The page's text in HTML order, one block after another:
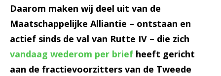
Daarom maken wij deel uit van de
Maatschappelijke Alliantie – ontstaan en
actief sinds de val van Rutte IV – die zich
vandaag wederom per brief heeft gericht
aan de fractievoorzitters van de Tweede